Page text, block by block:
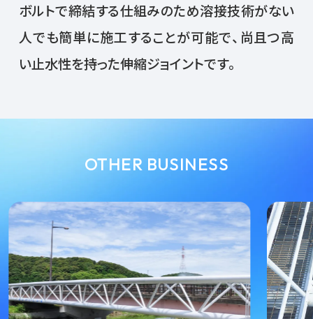
ボルトで締結する仕組みのため溶接技術がない
人でも簡単に施工することが可能で、尚且つ高
い止水性を持った伸縮ジョイントです。
OTHER BUSINESS